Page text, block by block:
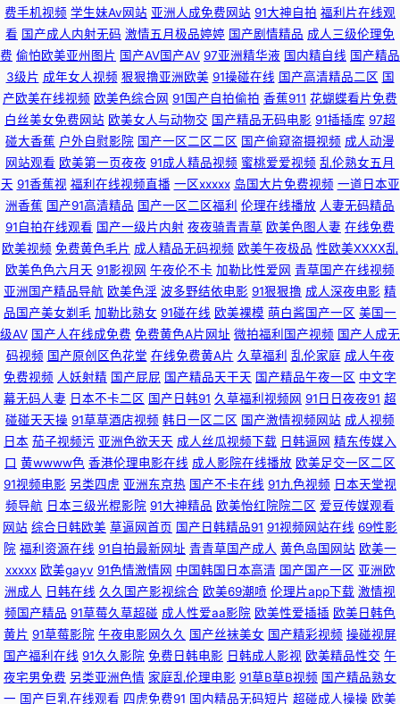
91足交视频 www超碰在线91 WWW色网 91视频91啪啪 99草碰碰热 91色导
网站 91在线观看视频 91香蕉传媒 91激情电影在线观看 51国产情侣在线 一区
不卡在线 欧美a在线观看 亚洲AV电影影音先锋 影音先锋AV一级大片 亚洲东
婷 久草影城 92AV免费 香焦AV 色日韩在线 91一区三区 欧美日韩久久精品爱
爱 欧美性爱一区在线播放 国产自产精品 超碰www 69国际映画网址 亚洲先
锋av 内射91 国产第一页啪啪 92伪娘黑料网 91久久porn资源 综合悠悠色 日
韩A片精品 欧美久久精品网站 国产偷偷碰久草 精品国产网址 www干老女人
com 豆花视频在线 豆花视频91在线观看 国产成人精品玖玖 国产激情精品在
线 91在线老司机 91图视频在线观看 1024手机看成人片 91丝袜一区 91在现
免费观看 91精品娱乐 91c国产在线观看 日本3级网络入口 精品亚洲日韩在线
专区 肏屄传媒 91黄色网入口站 日本老湿机啪啪视频 欧美人妖网站 av爱福利
91N免费网站 欧美精品久久99久久 国产高潮精品久久 91自尉 不卡免费AV高
清电影 99久久无码囯产精品 91黄免费 午夜三级代理 日韩久久天堂网 欧美在
线1P 欧美成久久 成人性交 久久国产日韩 91情侣视频 内射嫂子影音先锋 91
费手机视频 学生妹Av网站 亚洲人成免费网站 91大神自拍 福利片在线观
看 国产成人内射无码 激情五月极品婷婷 国产剧情精品 成人三级伦理免
费 偷怕欧美亚州图片 国产AV国产AV 97亚洲精华液 国内精自线 国产精品
3级片 成年女人视频 狠狠撸亚洲欧美 91操碰在线 国产高清精品二区 国
产欧美在线视频 欧美色综合网 91国产自拍偷拍 香蕉911 花蝴蝶看片免费
白丝美女免费网站 欧美女人与动物交 国产精品无码电影 91插插库 97超
碰大香蕉 户外自慰影院 国产一区二区二区 国产偷窥盗摄视频 成人动漫
网站观看 欧美第一页夜夜 91成人精品视频 蜜桃爱爱视频 乱伦熟女五月
天 91香蕉视 福利在线视频直播 一区xxxxx 岛国大片免费视频 一道日本亚
洲香蕉 国产91高清精品 国产一区二区福利 伦理在线播放 人妻无码精品
91自拍在线观看 国产一级片内射 夜夜骑青青草 欧美色图人妻 在线免费
欧美视频 免费黄色毛片 成人精品无码视频 欧美午夜极品 性欧美ⅩⅩⅩⅩ乱
欧美色色六月天 91影视网 午夜伦不卡 加勒比性爱网 青草国产在线视频
亚洲国产精品导航 欧美色淫 波多野结依电影 91狠狠撸 成人深夜电影 精
品国产美女剃毛 加勒比熟女 91碰在线 欧美裸模 萌白酱国产一区 美国一
级AV 国产人在线成免费 免费黄色A片网址 微拍福利国产视频 国产人成无
码视频 国产原创区色花堂 在线免费黄A片 久草福利 乱伦家庭 成人午夜
免费视频 人妖射精 国产屁屁 国产精品天干天 国产精品午夜一区 中文字
幕无码人妻 日本不卡二区 国产日韩91 久草福利视频网 91日日夜夜91 超
碰碰天天操 91草草酒店视频 韩日一区二区 国产激情视频网站 成人视频
日本 茄子视频污 亚洲色欲天天 成人丝瓜视频下载 日韩逼网 精东传媒入
口 黄wwww色 香港伦理电影在线 成人影院在线播放 欧美足交一区二区
91视频电影 另类四虎 亚洲东京热 国产不卡在线 91九色视频 日本天堂视
频导航 日本三级光棍影院 91大神精品 欧美怡红院院二区 爱豆传媒观看
网站 综合日韩欧美 草逼网首页 国产日韩精品91 91视频网站在线 69性影
院 福利资源在线 91自拍最新网址 青青草国产成人 黄色岛国网站 欧美一
xxxxx 欧美gayv 91色情激情网 中国韩国日本高清 国产国产一区 亚洲欧
洲成人
日韩在线 久久国产影视综合 欧美69潮喷 伦理片app下载 激情视
频国产精品 91草莓久草超碰 成人性爱aa影院 欧美性爱插插 欧美日韩色
黄片 91草莓影院 午夜电影网久久 国产丝袜美女 国产精彩视频 操碰视屏
国产福利在线 91久久影院 免费日韩电影 日韩成人影视 欧美精品性交 午
夜宅男免费 另类亚洲色情 家庭乱伦理电影 91草B草B视频 国产精品熟女
一 国产巨乳在线观看 四虎免费91 国内精品无码短片 超碰成人操操 欧美